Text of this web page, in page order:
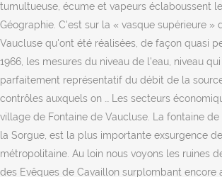
tumultueuse, écume et vapeurs éclaboussent
Géographie. C'est sur la « vasque supérieure »
Vaucluse qu'ont été réalisées, de façon quasi
1966, les mesures du niveau de l'eau, niveau
parfaitement représentatif du débit de la
contrôles auxquels on … Les secteurs
village de Fontaine de Vaucluse. La fontaine
la Sorgue, est la plus importante exsurgence
métropolitaine. Au loin nous voyons les ruines
des Evêques de Cavaillon surplombant encore